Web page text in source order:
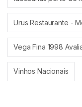
Urus Restaurante -
Vega Fina 1998
Vinhos Nacionais